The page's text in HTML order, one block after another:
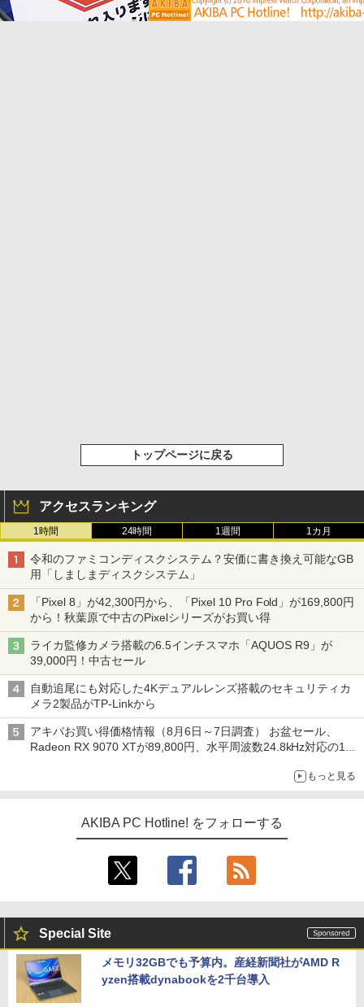
トップページに戻る
アクセスランキング
1時間 24時間 1週間 1カ月
令和のファミコンディスクシステム？安価に書き換え可能なGB
用「しましまディスクシステム」
「Pixel 8」が42,300円から、「Pixel 10 Pro Fold」が169,800円
から！秋葉原で中古のPixelシリーズがお買い得
ライカ監修カメラ搭載の6.5インチスマホ「AQUOS R9」が
39,000円！中古セール
自動追尾にも対応した4Kデュアルレンズ搭載のセキュリティカ
メラ2製品がTP-Linkから
アキバお買い得価格情報（8月6日～7日調査） お盆セール、
Radeon RX 9070 XTが89,800円、水平周波数24.8kHz対応の17
もっと見る
AKIBA PC Hotline! をフォローする
Special Site
メモリ32GBでも予算内。産経新聞社がAMD R
yzen搭載dynabookを2千台導入